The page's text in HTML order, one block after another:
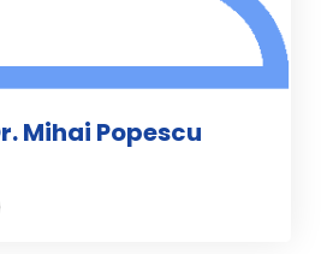
Mihai Popescu